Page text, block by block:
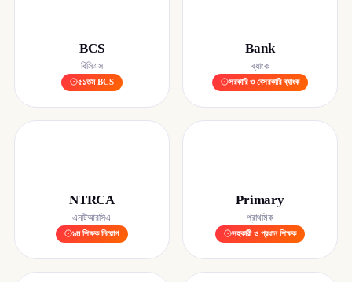
BCS
বিসিএস
৫১তম BCS
Bank
ব্যাংক
সরকারি ও বেসরকারি ব্যাংক
NTRCA
এনটিআরসিএ
৯ম শিক্ষক নিয়োগ
Primary
প্রাথমিক
সহকারী ও প্রধান শিক্ষক